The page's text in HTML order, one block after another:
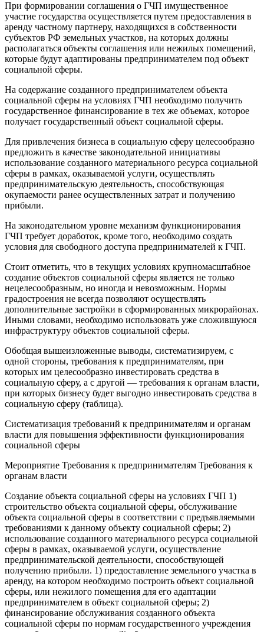
При формировании соглашения о ГЧП имущественное
участие государства осуществляется путем предоставления в
аренду частному партнеру, находящихся в собственности
субъектов РФ земельных участков, на которых должны
располагаться объекты соглашения или нежилых помещений,
которые будут адаптированы предпринимателем под объект
социальной сферы.
На содержание созданного предпринимателем объекта
социальной сферы на условиях ГЧП необходимо получить
государственное финансирование в тех же объемах, которое
получает государственный объект социальной сферы.
Для привлечения бизнеса в социальную сферу целесообразно
предложить в качестве законодательной инициативы
использование созданного материального ресурса социальной
сферы в рамках, оказываемой услуги, осуществлять
предпринимательскую деятельность, способствующая
окупаемости ранее осуществленных затрат и получению
прибыли.
На законодательном уровне механизм функционирования
ГЧП требует доработок, кроме того, необходимо создать
условия для свободного доступа предпринимателей к ГЧП.
Стоит отметить, что в текущих условиях крупномасштабное
создание объектов социальной сферы является не только
нецелесообразным, но иногда и невозможным. Нормы
градостроения не всегда позволяют осуществлять
дополнительные застройки в сформированных микрорайонах.
Иными словами, необходимо использовать уже сложившуюся
инфраструктуру объектов социальной сферы.
Обобщая вышеизложенные выводы, систематизируем, с
одной стороны, требования к предпринимателям, при
которых им целесообразно инвестировать средства в
социальную сферу, а с другой — требования к органам власти,
при которых бизнесу будет выгодно инвестировать средства в
социальную сферу (таблица).
Систематизация требований к предпринимателям и органам
власти для повышения эффективности функционирования
социальной сферы
Мероприятие Требования к предпринимателям Требования к
органам власти
Создание объекта социальной сферы на условиях ГЧП 1)
строительство объекта социальной сферы, обслуживание
объекта социальной сферы в соответствии с предъявляемыми
требованиями к данному объекту социальной сферы; 2)
использование созданного материального ресурса социальной
сферы в рамках, оказываемой услуги, осуществление
предпринимательской деятельности, способствующей
получению прибыли. 1) предоставление земельного участка в
аренду, на котором необходимо построить объект социальной
сферы, или нежилого помещения для его адаптации
предпринимателем в объект социальной сферы; 2)
финансирование обслуживания созданного объекта
социальной сферы по нормам государственного учреждения